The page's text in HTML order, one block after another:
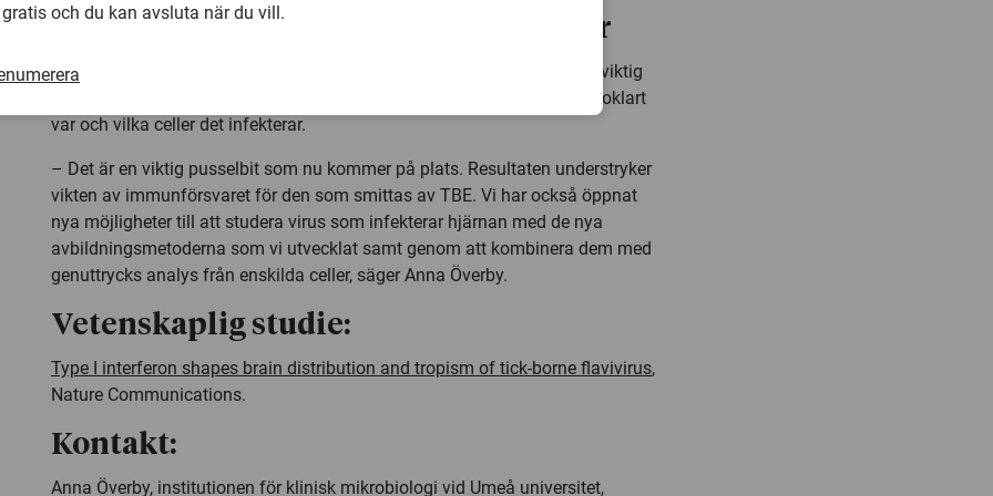
Immunförsvaret spelar roll för skador
Det är sedan tidigare känt att det medfödda immunförsvaret spelar en viktig
roll i att förhindra TBE-viruset från att skada hjärnan, men det har varit oklart
var och vilka celler det infekterar.
– Det är en viktig pusselbit som nu kommer på plats. Resultaten understryker
vikten av immunförsvaret för den som smittas av TBE. Vi har också öppnat
nya möjligheter till att studera virus som infekterar hjärnan med de nya
avbildningsmetoderna som vi utvecklat samt genom att kombinera dem med
genuttrycks analys från enskilda celler, säger Anna Överby.
Vetenskaplig studie:
Type I interferon shapes brain distribution and tropism of tick-borne flavivirus,
Nature Communications.
Kontakt:
Anna Överby, institutionen för klinisk mikrobiologi vid Umeå universitet,
gratis och du kan avsluta när du vill.